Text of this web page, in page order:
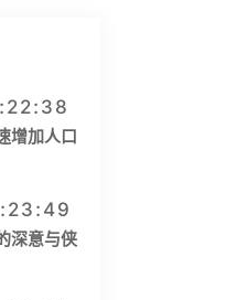
增加人口
深意与侠